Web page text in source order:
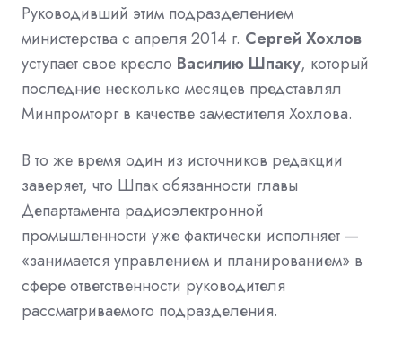
Руководивший этим подразделением
министерства с апреля 2014 г. Сергей Хохлов
уступает свое кресло Василию Шпаку, который
последние несколько месяцев представлял
Минпромторг в качестве заместителя Хохлова.
В то же время один из источников редакции
заверяет, что Шпак обязанности главы
Департамента радиоэлектронной
промышленности уже фактически исполняет —
«занимается управлением и планированием» в
сфере ответственности руководителя
рассматриваемого подразделения.